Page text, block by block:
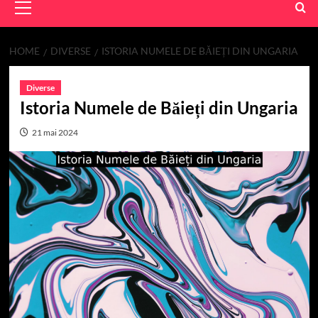
Menu
HOME DIVERSE ISTORIA NUMELE DE BĂIEȚI DIN UNGARIA
Diverse
Istoria Numele de Băieți din Ungaria
21 mai 2024